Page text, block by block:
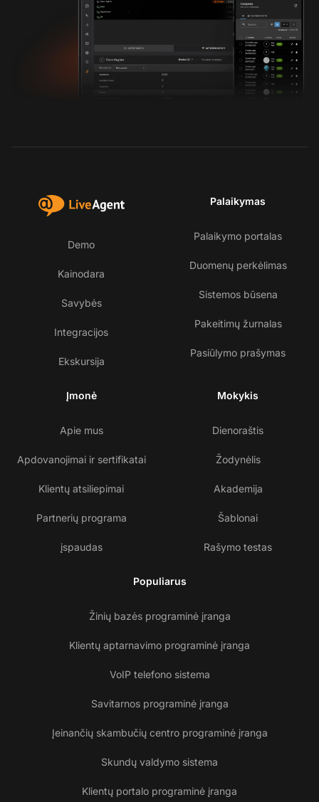
Demo
Kainodara
Savybės
Integracijos
Ekskursija
Palaikymas
Palaikymo portalas
Duomenų perkėlimas
Sistemos būsena
Pakeitimų žurnalas
Pasiūlymo prašymas
Įmonė
Apie mus
Apdovanojimai ir sertifikatai
Klientų atsiliepimai
Partnerių programa
įspaudas
Mokykis
Dienoraštis
Žodynėlis
Akademija
Šablonai
Rašymo testas
Populiarus
Žinių bazės programinė įranga
Klientų aptarnavimo programinė įranga
VoIP telefono sistema
Savitarnos programinė įranga
Įeinančių skambučių centro programinė įranga
Skundų valdymo sistema
Klientų portalo programinė įranga